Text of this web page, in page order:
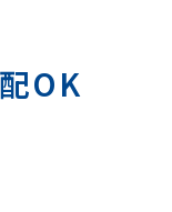
OK